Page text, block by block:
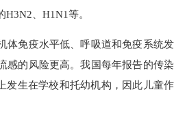
、H1N1等。
免疫水平低、呼吸道和免疫系统发
感的风险更高。我国每年报告的传染
发生在学校和托幼机构，因此儿童作